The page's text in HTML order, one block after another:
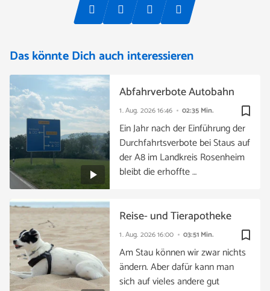
Das könnte Dich auch interessieren
bookmark_border
1. Aug. 202616:46 02:35 Min.
Abfahrverbote Autobahn
Ein Jahr nach der Einführung der
Durchfahrtsverbote bei Staus auf
der A8 im Landkreis Rosenheim
bleibt die erhoffte …
bookmark_border
1. Aug. 202616:00 03:51 Min.
Reise- und Tierapotheke
Am Stau können wir zwar nichts
ändern. Aber dafür kann man
sich auf vieles andere gut